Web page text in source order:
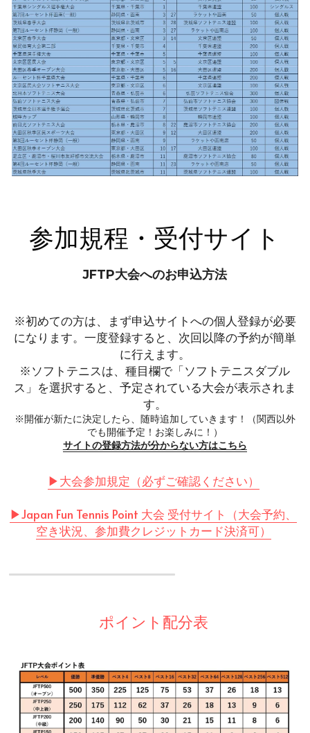
参加規程・受付サイト
JFTP大会へのお申込方法
※初めての方は、まず申込サイトへの個人登録が必要
になります。一度登録すると、次回以降の予約が簡単
に行えます。
※ソフトテニスは、種目欄で「ソフトテニスダブル
ス」を選択すると、予定されている大会が表示されま
す。
※開催が新たに決定したら、随時追加していきます！（関西以外
でも開催予定！お楽しみに！）
サイトの登録方法が分からない方はこちら
▶︎大会参加規定（必ずご確認ください）
▶︎Japan Fun Tennis Point 大会 受付サイト（大会予約、
空き状況、参加費クレジットカード決済可）
ポイント配分表